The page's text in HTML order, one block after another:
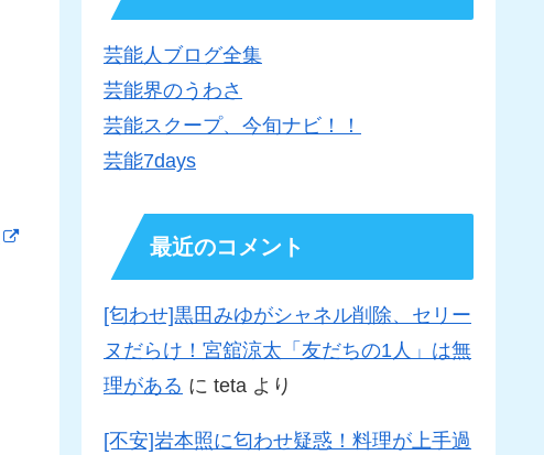
芸能人ブログ全集
芸能界のうわさ
芸能スクープ、今旬ナビ！！
芸能7days
最近のコメント
[匂わせ]黒田みゆがシャネル削除、セリー
ヌだらけ！宮舘涼太「友だちの1人」は無
理がある に teta より
[不安]岩本照に匂わせ疑惑！料理が上手過